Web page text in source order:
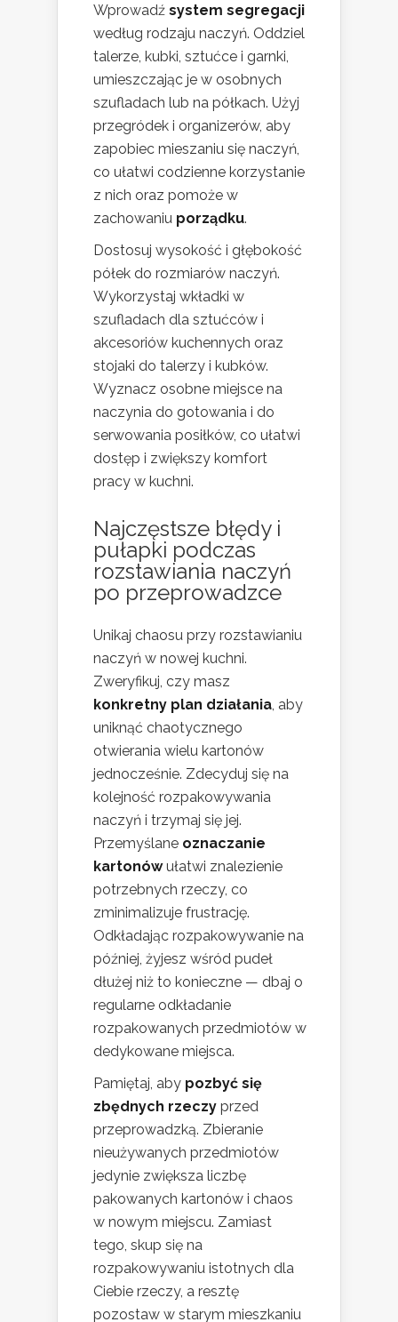
Wprowadź system segregacji
według rodzaju naczyń. Oddziel
talerze, kubki, sztućce i garnki,
umieszczając je w osobnych
szufladach lub na półkach. Użyj
przegródek i organizerów, aby
zapobiec mieszaniu się naczyń,
co ułatwi codzienne korzystanie
z nich oraz pomoże w
zachowaniu porządku.
Dostosuj wysokość i głębokość
półek do rozmiarów naczyń.
Wykorzystaj wkładki w
szufladach dla sztućców i
akcesoriów kuchennych oraz
stojaki do talerzy i kubków.
Wyznacz osobne miejsce na
naczynia do gotowania i do
serwowania posiłków, co ułatwi
dostęp i zwiększy komfort
pracy w kuchni.
Najczęstsze błędy i
pułapki podczas
rozstawiania naczyń
po przeprowadzce
Unikaj chaosu przy rozstawianiu
naczyń w nowej kuchni.
Zweryfikuj, czy masz
konkretny plan działania, aby
uniknąć chaotycznego
otwierania wielu kartonów
jednocześnie. Zdecyduj się na
kolejność rozpakowywania
naczyń i trzymaj się jej.
Przemyślane oznaczanie
kartonówułatwi znalezienie
potrzebnych rzeczy, co
zminimalizuje frustrację.
Odkładając rozpakowywanie na
później, żyjesz wśród pudeł
dłużej niż to konieczne — dbaj o
regularne odkładanie
rozpakowanych przedmiotów w
dedykowane miejsca.
Pamiętaj, aby pozbyć się
zbędnych rzeczy przed
przeprowadzką. Zbieranie
nieużywanych przedmiotów
jedynie zwiększa liczbę
pakowanych kartonów i chaos
w nowym miejscu. Zamiast
tego, skup się na
rozpakowywaniu istotnych dla
Ciebie rzeczy, a resztę
pozostaw w starym mieszkaniu